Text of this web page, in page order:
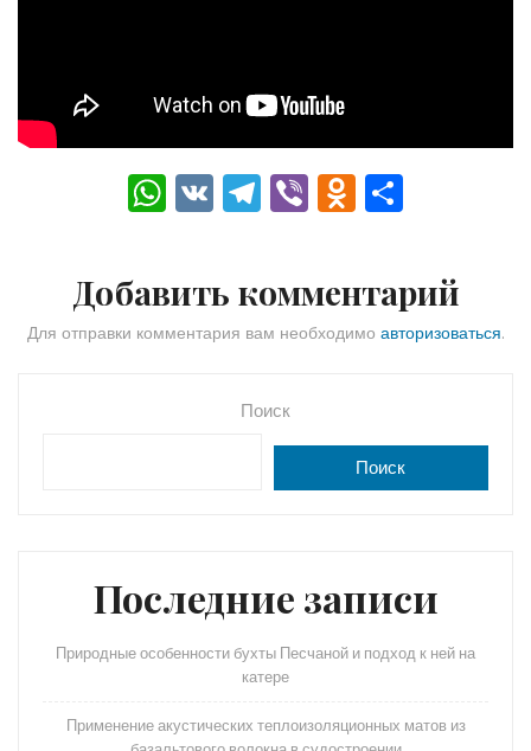
W
h
ts
A
V
K
T
el
gr
a
Vi
b
O
d
o
kl
s
ni
а
в
Добавить комментарий
Для отправки комментария вам необходимо авторизоваться.
Поиск
Поиск
Последние записи
Природные особенности бухты Песчаной и подход к ней на
катере
Применение акустических теплоизоляционных матов из